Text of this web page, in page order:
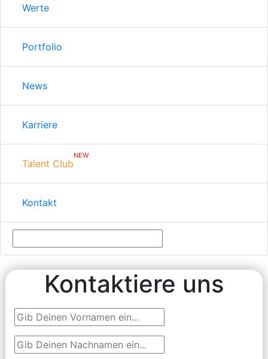
Werte
Portfolio
News
Karriere
Talent Club
NEW
Kontakt
Kontaktiere uns